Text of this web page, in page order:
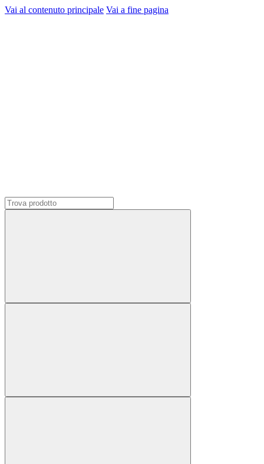
Vai al contenuto principale Vai a fine pagina